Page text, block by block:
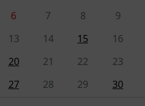
6
7 8 9
13
14 15 16
20
21 22 23
27
28 29 30